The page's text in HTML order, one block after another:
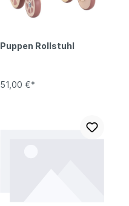
Puppen Rollstuhl
51,00 €*